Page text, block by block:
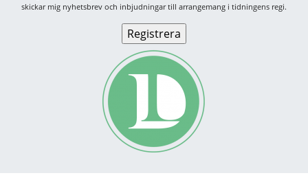
skickar mig nyhetsbrev och inbjudningar till arrangemang i tidningens regi.